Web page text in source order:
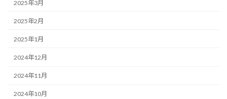
2025年3月
2025年2月
2025年1月
2024年12月
2024年11月
2024年10月